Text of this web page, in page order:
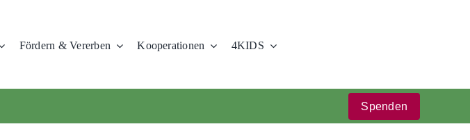
Fördern & Vererben Kooperationen 4KIDS
Spenden